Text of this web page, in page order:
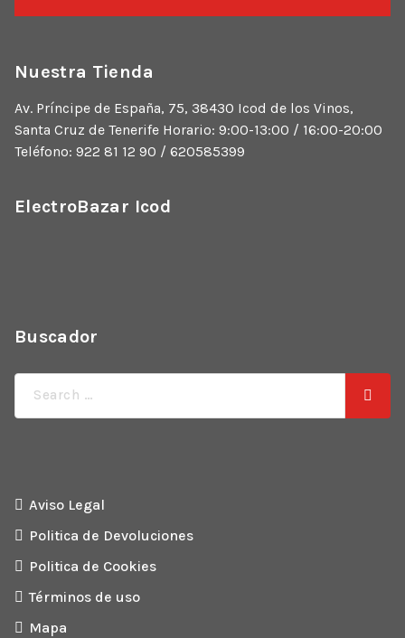
Nuestra Tienda
Av. Príncipe de España, 75, 38430 Icod de los Vinos,
Santa Cruz de Tenerife Horario: 9:00-13:00 / 16:00-20:00
Teléfono: 922 81 12 90 / 620585399
ElectroBazar Icod
Buscador
Aviso Legal
Politica de Devoluciones
Politica de Cookies
Términos de uso
Mapa